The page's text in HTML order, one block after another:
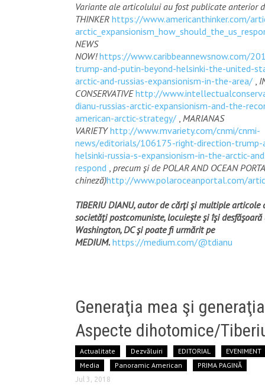
Variante ale articolului au fost publicate anterior
THINKER https://www.americanthinker.com/
NEWS
NOW! https://www.caribbeannewsnow.com/
trump-and-putin-beyond-helsinki-the-united-
arctic-and-russias-expansionism-in-the-area/ ,
CONSERVATIVE http://
dianu-russias-arctic-expansionism-and-the-
american-arctic-strategy/ , MARIANAS
VARIETY http://www.mvariety.com/cnmi/cnmi-
news/editorials/106175-right-direction-trump-
helsinki-russia-s-expansionism-in-the-arctic-
respond , precum şi de POLAR AND OCEAN
chineză)http://www.polaroceanportal.com/
TIBERIU DIANU, autor de cărţi şi multiple articole
societăţi postcomuniste, locuieşte şi îşi
Washington, DC şi poate fi urmărit pe
MEDIUM. https://medium.com/@tdianu
Generaţia mea şi generaţia
Aspecte dihotomice/
Actualitate Dezvăluiri EDITORIAL
EVENIMENT
Media
Panoramic American PRIMA PAGINĂ
Jul 3, 2018